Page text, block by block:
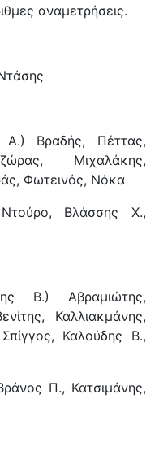
αναμετρήσεις.
Α.) Βραδής, Πέττας,
Μιχαλάκης,
Φωτεινός, Νόκα
Βλάσσης Χ.,
Β.) Αβραμιώτης,
Καλλιακμάνης,
Καλούδης Β.,
Π., Κατσιμάνης,